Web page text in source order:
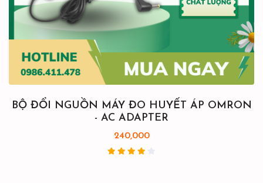
BỘ ĐỔI NGUỒN MÁY ĐO HUYẾT ÁP OMRON
- AC ADAPTER
240,000